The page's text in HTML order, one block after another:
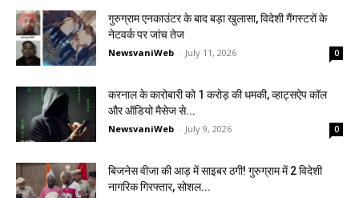
गुरुग्राम एनकाउंटर के बाद बड़ा खुलासा, विदेशी गैंगस्टरों के
नेटवर्क पर जांच तेज
NewsvaniWeb - July 11, 2026 0
करनाल के कारोबारी को ₹1 करोड़ की धमकी, व्हाट्सऐप कॉल
और ऑडियो मैसेज से...
NewsvaniWeb - July 9, 2026 0
बिजनेस वीजा की आड़ में साइबर ठगी! गुरुग्राम में 2 विदेशी
नागरिक गिरफ्तार, सोशल...